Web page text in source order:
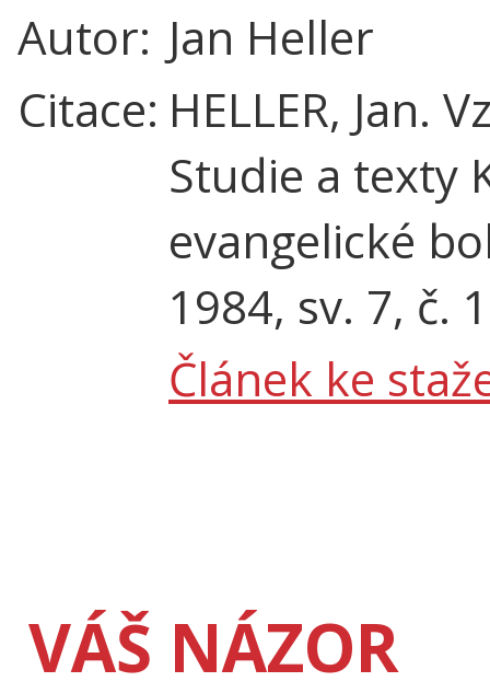
Autor: Jan Heller
Citace: HELLER, Jan.
Studie a texty
evangelické
1984, sv. 7, č.
Článek ke
VÁŠ NÁZOR